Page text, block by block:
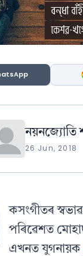
নয়নজ্যোতি
26 Jun, 2018
কসংগীতৰ
পৰিৱেশত
এখনত যুগনায়ক